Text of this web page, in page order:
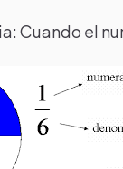
Cuando el